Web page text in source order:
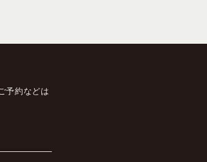
予約などは